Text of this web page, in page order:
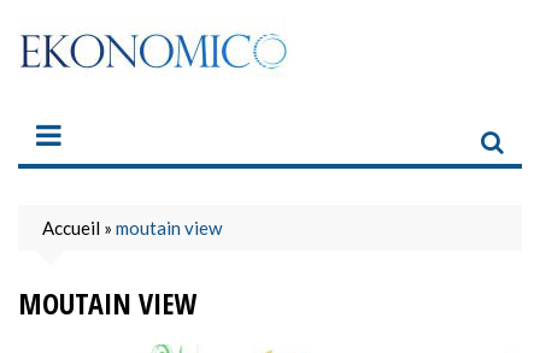
content
Accueil » moutain view
MOUTAIN VIEW